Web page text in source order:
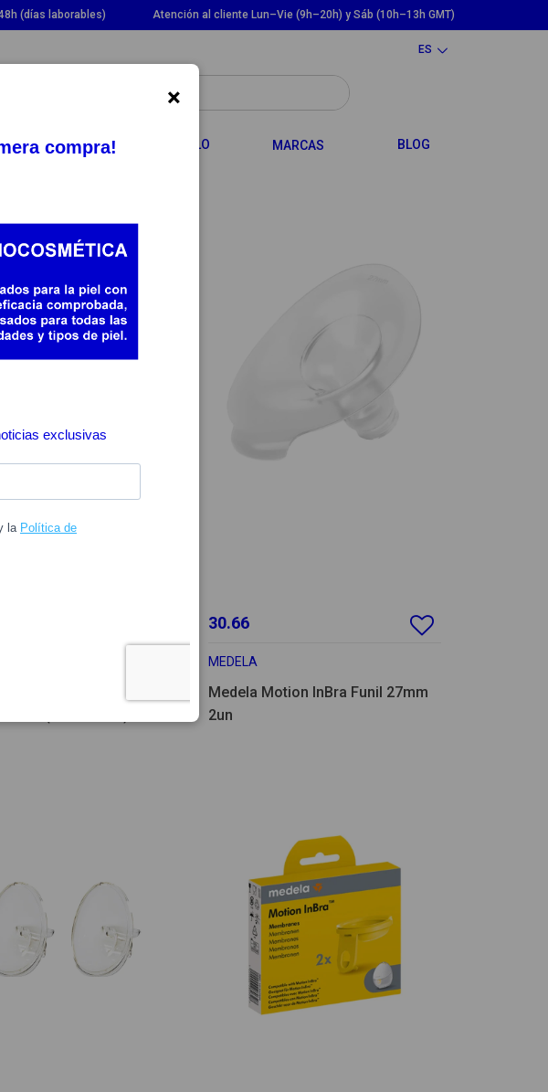
(días laborables) Atención al cliente Lun–Vie (9h–20h) y Sáb (10h–13h GMT)
ES
DROPDOWN
BEBÉ Y MAMÁTOGGLE DROPDOWN
CABELLO TOGGLE DROPDOWN
MARCAS BLOG
30.66
MEDELA
Medela Motion InBra Funil 27mm
2un
×